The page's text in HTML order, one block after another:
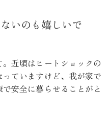
いのも嬉しいで
近頃はヒートショックの
ていますけど、我が家で
安全に暮らせることがと